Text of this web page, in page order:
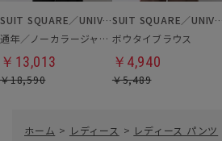
SUIT SQUARE／UNIVERSAL LANGUAGE／WHITE
通年／ノーカラージャケット
￥13,013
￥18,590
SUIT SQUARE／UNIVERSAL LANGUAGE／WHITE
ボウタイブラウス
￥4,940
￥5,489
ホーム > レディース > レディース パンツ